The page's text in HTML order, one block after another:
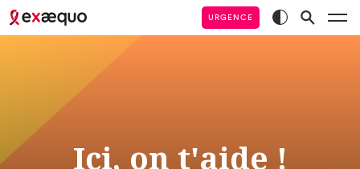
URGENCE
Ici, on t'aide !